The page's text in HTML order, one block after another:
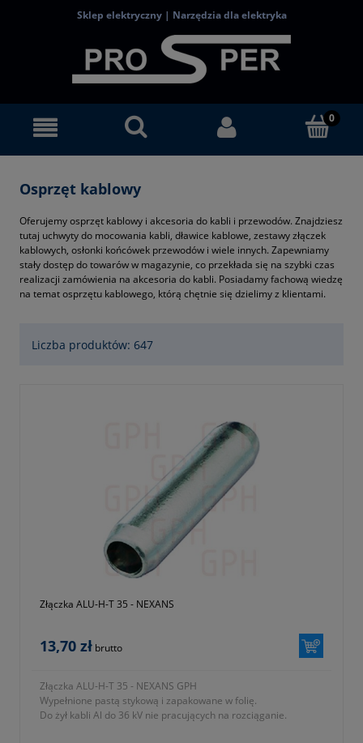
Sklep elektryczny | Narzędzia dla elektryka
Osprzęt kablowy
Oferujemy osprzęt kablowy i akcesoria do kabli i przewodów. Znajdziesz
tutaj uchwyty do mocowania kabli, dławice kablowe, zestawy złączek
kablowych, osłonki końcówek przewodów i wiele innych. Zapewniamy
stały dostęp do towarów w magazynie, co przekłada się na szybki czas
realizacji zamówienia na akcesoria do kabli. Posiadamy fachową wiedzę
na temat osprzętu kablowego, którą chętnie się dzielimy z klientami.
Liczba produktów: 647
Złączka ALU-H-T 35 - NEXANS
13,70 zł brutto
Złączka ALU-H-T 35 - NEXANS GPH
Wypełnione pastą stykową i zapakowane w folię.
Do żył kabli Al do 36 kV nie pracujących na rozciąganie.